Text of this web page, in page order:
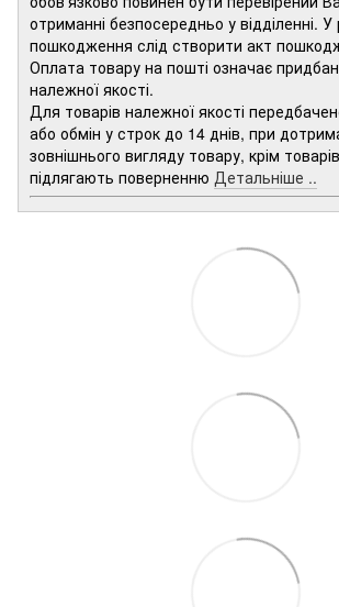
отриманні безпосередньо у відділенні. У
пошкодження слід створити акт
Оплата товару на пошті означає
належної якості.
Для товарів належної якості
або обмін у строк до 14 днів, при
зовнішнього вигляду товару, крім
підлягають поверненню Детальніше ..